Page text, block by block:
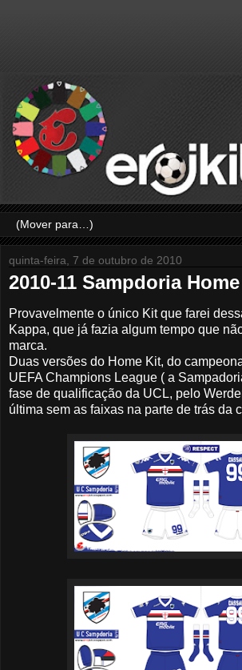
quinta-feira, 7 de outubro de 2010
2010-11 Sampdoria Home
Provavelmente o único Kit que farei
Kappa, que já fazia algum tempo que
marca.
Duas versões do Home Kit, do
UEFA Champions League ( a
fase de qualificação da UCL, pelo
última sem as faixas na parte de trás da